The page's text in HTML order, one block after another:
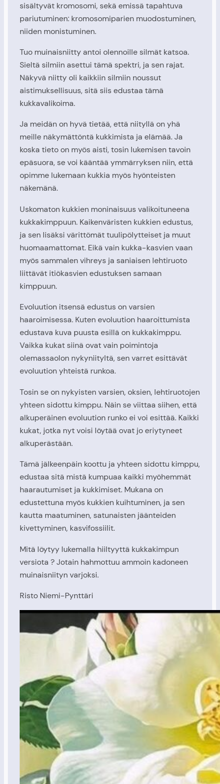
sisältyvät kromosomi, sekä emissä tapahtuva
pariutuminen: kromosomiparien muodostuminen,
niiden monistuminen.
Tuo muinaisniitty antoi olennoille silmät katsoa.
Sieltä silmiin asettui tämä spektri, ja sen rajat.
Näkyvä niitty oli kaikkiin silmiin noussut
aistimuksellisuus, sitä siis edustaa tämä
kukkavalikoima.
Ja meidän on hyvä tietää, että niityllä on yhä
meille näkymättöntä kukkimista ja elämää. Ja
koska tieto on myös aisti, tosin lukemisen tavoin
epäsuora, se voi kääntää ymmärryksen niin, että
opimme lukemaan kukkia myös hyönteisten
näkemänä.
Uskomaton kukkien moninaisuus valikoituneena
kukkakimppuun. Kaikenväristen kukkien edustus,
ja sen lisäksi värittömät tuulipölytteiset ja muut
huomaamattomat. Eikä vain kukka-kasvien vaan
myös sammalen vihreys ja saniaisen lehtiruoto
liittävät itiökasvien edustuksen samaan
kimppuun.
Evoluution itsensä edustus on varsien
haaroimisessa. Kuten evoluution haaroittumista
edustava kuva puusta esillä on kukkakimppu.
Vaikka kukat siinä ovat vain poimintoja
olemassaolon nykyniityltä, sen varret esittävät
evoluution yhteistä runkoa.
Tosin se on nykyisten varsien, oksien, lehtiruotojen
yhteen sidottu kimppu. Näin se viittaa siihen, että
alkuperäinen evoluution runko ei voi esittää. Kaikki
kukat, jotka nyt voisi löytää ovat jo eriytyneet
alkuperästään.
Tämä jälkeenpäin koottu ja yhteen sidottu kimppu,
edustaa sitä mistä kumpuaa kaikki myöhemmät
haarautumiset ja kukkimiset. Mukana on
edustettuna myös kukkien kuihtuminen, ja sen
kautta maatuminen, satunaisten jäänteiden
kivettyminen, kasvifossiilit.
Mitä löytyy lukemalla hiiltyyttä kukkakimpun
versiota ? Jotain hahmottuu ammoin kadoneen
muinaisniityn varjoksi.
Risto Niemi-Pynttäri